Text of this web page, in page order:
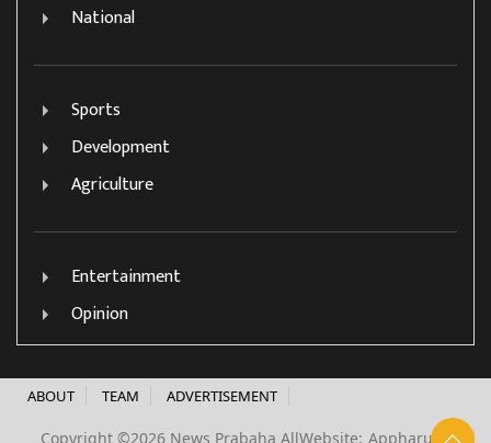
National
Sports
Development
Agriculture
Entertainment
Opinion
ABOUT TEAM ADVERTISEMENT
Copyright ©2026 News Prabaha AllWebsite: Appharu.com